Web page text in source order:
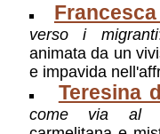
verso i migranti
animata da un
e impavida
Teresina
come via al